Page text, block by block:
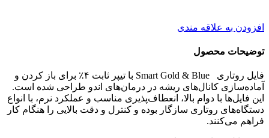
افزودن به علاقه مندی
توضیحات محصول
فایل روتاری Smart Gold & Blue با تیپر ثابت ۴٪ برای باز کردن و
آماده‌سازی کانال‌های ریشه در درمان‌های اندو طراحی شده است.
این فایل‌ها با دوام بالا، انعطاف‌پذیری مناسب و عملکرد نرم، با انواع
دستگاه‌های روتاری سازگار بوده و کنترل و دقت بالایی را هنگام کار
فراهم می‌کنند.